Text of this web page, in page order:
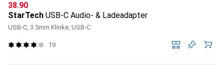
CHF
38.90
StarTech USB-C Audio- & Ladeadapter
USB-C, 3.5mm Klinke, USB-C
19